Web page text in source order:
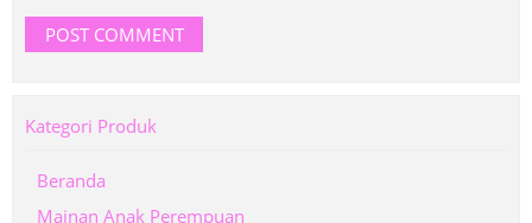
Kategori Produk
Beranda
Mainan Anak Perempuan